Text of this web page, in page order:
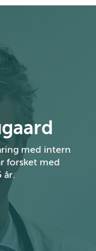
med intern
forsket med
år.